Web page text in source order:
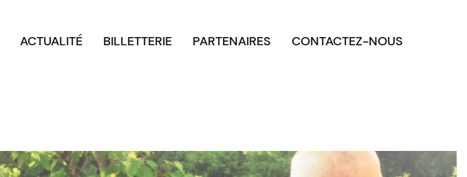
ACTUALITÉ BILLETTERIE PARTENAIRES CONTACTEZ-NOUS